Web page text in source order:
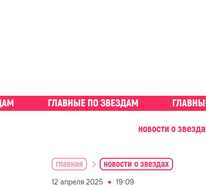
новости о
главная новости о звездах
12 апреля 2025 19:09